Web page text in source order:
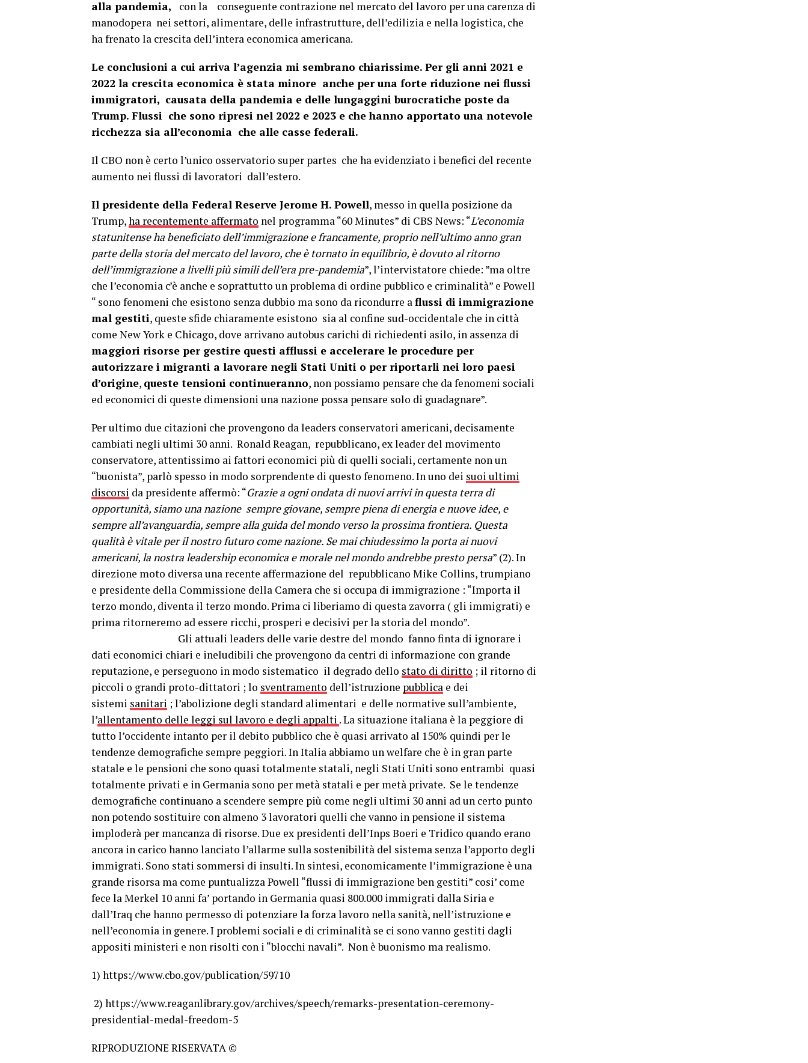
alla pandemia,
con la conseguente contrazione nel mercato del lavoro per una carenza di
manodopera nei settori, alimentare, delle infrastrutture, dell’edilizia e nella logistica, che
ha frenato la crescita dell’intera economica americana.
Le conclusioni a cui arriva l’agenzia mi sembrano chiarissime. Per gli anni 2021 e
2022 la crescita economica è stata minore anche per una forte riduzione nei flussi
immigratori, causata della pandemia e delle lungaggini burocratiche poste da
Trump. Flussi che sono ripresi nel 2022 e 2023 e che hanno apportato una notevole
ricchezza sia all’economia che alle casse federali.
Il CBO non è certo l’unico osservatorio super partes che ha evidenziato i benefici del recente
aumento nei flussi di lavoratori dall’estero.
Il presidente della Federal Reserve Jerome H. Powell, messo in quella posizione da
Trump,ha recentemente affermato nel programma “60 Minutes” di CBS News: “L’economia
statunitense ha beneficiato dell’immigrazione e francamente, proprio nell’ultimo anno gran
parte della storia del mercato del lavoro, che è tornato in equilibrio, è dovuto al ritorno
dell’immigrazione a livelli più simili dell’era pre-pandemia”, l’intervistatore chiede: ”ma oltre
che l’economia c’è anche e soprattutto un problema di ordine pubblico e criminalità” e Powell
“ sono fenomeni che esistono senza dubbio ma sono da ricondurre aflussi di immigrazione
mal gestiti, queste sfide chiaramente esistono sia al confine sud-occidentale che in città
come New York e Chicago, dove arrivano autobus carichi di richiedenti asilo, in assenza di
maggiori risorse per gestire questi afflussi e accelerare le procedure per
autorizzare i migranti a lavorare negli Stati Uniti o per riportarli nei loro paesi
d’origine, queste tensioni continueranno, non possiamo pensare che da fenomeni sociali
ed economici di queste dimensioni una nazione possa pensare solo di guadagnare”.
Per ultimo due citazioni che provengono da leaders conservatori americani, decisamente
cambiati negli ultimi 30 anni. Ronald Reagan, repubblicano, ex leader del movimento
conservatore, attentissimo ai fattori economici più di quelli sociali, certamente non un
“buonista”, parlò spesso in modo sorprendente di questo fenomeno. In uno dei suoi ultimi
discorsi da presidente affermò: “Grazie a ogni ondata di nuovi arrivi inquesta terra di
opportunità, siamo una nazione sempre giovane, sempre piena di energia e nuove idee, e
sempre all’avanguardia, sempre alla guida del mondo verso la prossima frontiera. Questa
qualità è vitale per il nostro futuro come nazione. Se mai chiudessimo la porta ai nuovi
americani, la nostra leadership economica e morale nel mondo andrebbe presto persa” (2). In
direzione moto diversa una recente affermazione del repubblicano Mike Collins, trumpiano
e presidente della Commissione della Camera che si occupa di immigrazione : “Importa il
terzo mondo, diventa il terzo mondo. Prima ci liberiamo di questa zavorra ( gli immigrati) e
prima ritorneremo ad essere ricchi, prosperi e decisivi per la storia del mondo”.
Gli attuali leaders delle varie destre del mondo fanno finta di ignorare i
dati economici chiari e ineludibili che provengono da centri di informazione con grande
reputazione, e perseguono in modo sistematico il degrado dello stato di diritto ; il ritorno di
piccoli o grandi proto-dittatori ; lo sventramento dell’istruzione pubblica e dei
sistemi sanitari ; l’abolizione degli standard alimentari e delle normative sull’ambiente,
l’allentamento delle leggi sul lavoro e degli appalti . La situazione italiana è la peggiore di
tutto l’occidente intanto per il debito pubblico che è quasi arrivato al 150% quindi per le
tendenze demografiche sempre peggiori. In Italia abbiamo un welfare che è in gran parte
statale e le pensioni che sono quasi totalmente statali, negli Stati Uniti sono entrambi quasi
totalmente privati e in Germania sono per metà statali e per metà private. Se le tendenze
demografiche continuano a scendere sempre più come negli ultimi 30 anni ad un certo punto
non potendo sostituire con almeno 3 lavoratori quelli che vanno in pensione il sistema
imploderà per mancanza di risorse. Due ex presidenti dell’Inps Boeri e Tridico quando erano
ancora in carico hanno lanciato l’allarme sulla sostenibilità del sistema senza l’apporto degli
immigrati. Sono stati sommersi di insulti. In sintesi, economicamente l’immigrazione è una
grande risorsa ma come puntualizza Powell “flussi di immigrazione ben gestiti” cosi’ come
fece la Merkel 10 anni fa’ portando in Germania quasi 800.000 immigrati dalla Siria e
dall’Iraq che hanno permesso di potenziare la forza lavoro nella sanità, nell’istruzione e
nell’economia in genere. I problemi sociali e di criminalità se ci sono vanno gestiti dagli
appositi ministeri e non risolti con i “blocchi navali”. Non è buonismo ma realismo.
1) https://www.cbo.gov/publication/59710
2) https://www.reaganlibrary.gov/archives/speech/remarks-presentation-ceremony-
presidential-medal-freedom-5
RIPRODUZIONE RISERVATA ©